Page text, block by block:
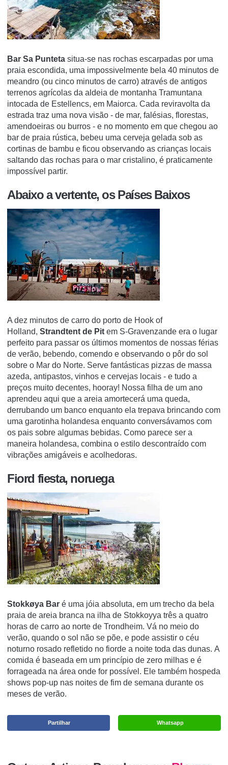
Bar Sa Punteta situa-se nas rochas escarpadas por uma
praia escondida, uma impossivelmente bela 40 minutos de
meandro (ou cinco minutos de carro) através de antigos
terrenos agrícolas da aldeia de montanha Tramuntana
intocada de Estellencs, em Maiorca. Cada reviravolta da
estrada traz uma nova visão - de mar, falésias, florestas,
amendoeiras ou burros - e no momento em que chegou ao
bar de praia rústica, bebeu uma cerveja gelada sob as
cortinas de bambu e ficou observando as crianças locais
saltando das rochas para o mar cristalino, é praticamente
impossível partir.
Abaixo a vertente, os Países Baixos
A dez minutos de carro do porto de Hook of
Holland, Strandtent de Pit em S-Gravenzande era o lugar
perfeito para passar os últimos momentos de nossas férias
de verão, bebendo, comendo e observando o pôr do sol
sobre o Mar do Norte. Serve fantásticas pizzas de massa
azeda, antipastos, vinhos e cervejas locais - e tudo a
preços muito decentes, hooray! Nossa filha de um ano
aprendeu aqui que a areia amortecerá uma queda,
derrubando um banco enquanto ela trepava brincando com
uma garotinha holandesa enquanto conversávamos com
os pais sobre algumas bebidas. Como parece ser a
maneira holandesa, combina o estilo descontraído com
vibrações amigáveis e acolhedoras.
Fiord fiesta, noruega
Stokkøya Bar é uma jóia absoluta, em um trecho da bela
praia de areia branca na ilha de Stokkoyya três a quatro
horas de carro ao norte de Trondheim. Vá no meio do
verão, quando o sol não se põe, e pode assistir o céu
noturno rosado refletido no fiorde a noite toda das dunas. A
comida é baseada em um princípio de zero milhas e é
forrageada na área onde for possível. Ele também hospeda
shows pop-up nas noites de fim de semana durante os
meses de verão.
Whatsapp
Partilhar